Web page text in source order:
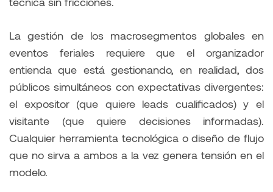
La gestión de los macrosegmentos globales en
eventos feriales requiere que el organizador
entienda que está gestionando, en realidad, dos
públicos simultáneos con expectativas divergentes:
el expositor (que quiere leads cualificados) y el
visitante (que quiere decisiones informadas).
Cualquier herramienta tecnológica o diseño de flujo
que no sirva a ambos a la vez genera tensión en el
modelo.